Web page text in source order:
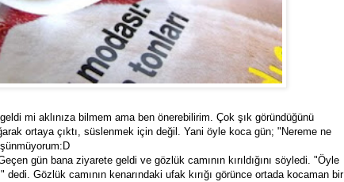
mi aklınıza bilmem ama ben önerebilirim. Çok şık göründüğünü
ortaya çıktı, süslenmek için değil. Yani öyle koca gün; "Nereme ne
gün bana ziyarete geldi ve gözlük camının kırıldığını söyledi. "Öyle
Gözlük camının kenarındaki ufak kırığı görünce ortada kocaman bir